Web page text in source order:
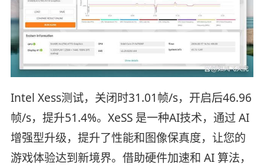
Intel Xess测试，关闭时31.01帧/s，开启后46.96
帧/s，提升51.4%。XeSS 是一种AI技术，通过 AI
增强型升级，提升了性能和图像保真度，让您的
游戏体验达到新境界。借助硬件加速和 AI 算法，